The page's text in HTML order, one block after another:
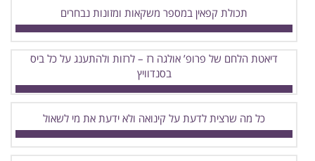
תכולת קפאין במספר משקאות ומזונות נבחרים
דיאטת הלחם של פרופ’ אולגה רז – לרזות ולהתענג על כל ביס
בסנדוויץ
כל מה שרצית לדעת על קינואה ולא ידעת את מי לשאול